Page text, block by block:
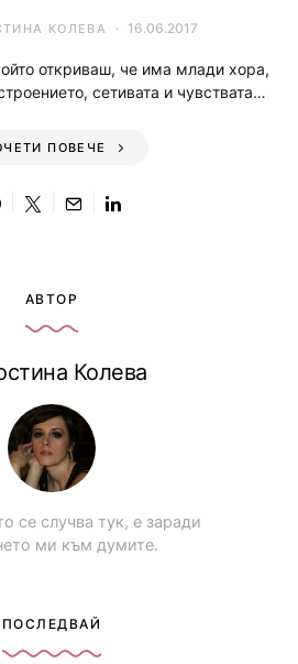
КОЛЕВА 16.06.2017
откриваш, че има млади хора,
сетивата и чувствата…
ПОВЕЧЕ
АВТОР
Колева
се случва тук, е заради
ми към думите.
ПОСЛЕДВАЙ